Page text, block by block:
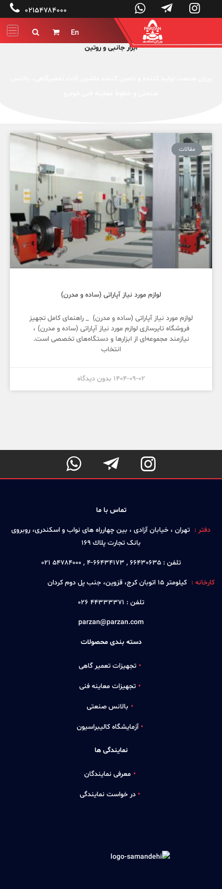



 ۰۲۱۵۴۷۸۴۰۰۰
En


ابزار جانبی و روتین
مقالات
لوازم مورد نیاز آپاراتی (ساده و مدرن)
لوازم مورد نیاز آپاراتی (ساده و مدرن) _ راهنمای کامل تجهیز
فروشگاه تایرسازی لوازم مورد نیاز آپاراتی (ساده و مدرن) ،
نیازمند مجموعه‌ای از ابزارها و دستگاه‌های تخصصی است.
انتخاب
1404-09-02 بدون دیدگاه



تماس با ما
دفتر : تهران ، خيابان آزادی ، بين چهارراه های نواب و اسكندری، روبروی
بانک تجارت پلاك 169
تلفن : 66430635 , 66434173-4 , 54784000 021
کارخانه : كيلومتر 15 اتوبان كرج، قزوين، جنب پل دوم كردان
تلفن : 44333371 026
parzan@parzan.com
دسته بندی محصولات
تجهیزات تعمیر گاهی
تجهیزات معاینه فنی
بالانس صنعتی
آزمایشگاه کالیبراسیون
نمایندگی ها
معرفی نمایندگان
در خواست نمایندگی